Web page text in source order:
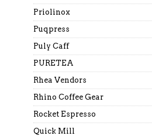
Priolinox
Puqpress
Puly Caff
PURETEA
Rhea Vendors
Rhino Coffee Gear
Rocket Espresso
Quick Mill